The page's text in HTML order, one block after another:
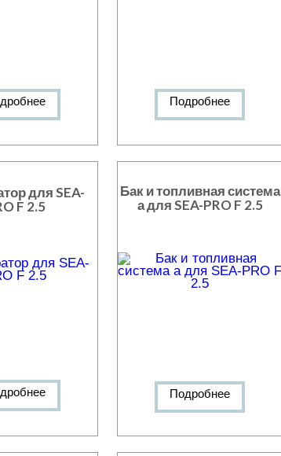
Подробнее
для SEA-
F 2.5
Бак и топливная система
а для SEA-PRO F 2.5
Подробнее